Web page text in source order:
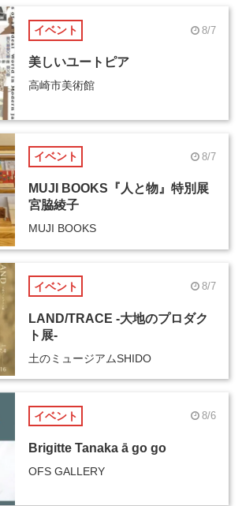
イベント 8/7
美しいユートピア
高崎市美術館
イベント 8/7
MUJI BOOKS『人と物』特別展
宮脇綾子
MUJI BOOKS
イベント 8/7
LAND/TRACE -大地のプロダク
ト展-
土のミュージアムSHIDO
イベント 8/6
Brigitte Tanaka ā go go
OFS GALLERY